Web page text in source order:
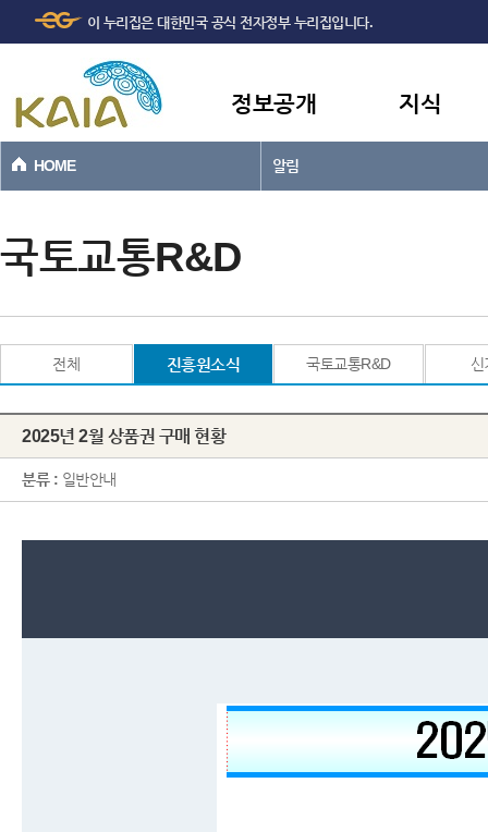
본문바로가기
이 누리집은 대한민국 공식 전자정부 누리집입니다.
정보공개 지식
HOME 알림
국토교통R&D
전체 진흥원소식 국토교통R&D 신
2025년 2월 상품권 구매 현황
분류 : 일반안내